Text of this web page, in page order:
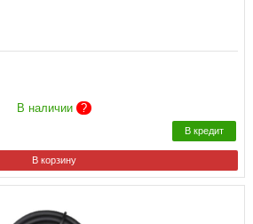
В наличии ?
В кредит